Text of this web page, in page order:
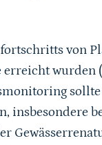
von
wurden
insbesondere